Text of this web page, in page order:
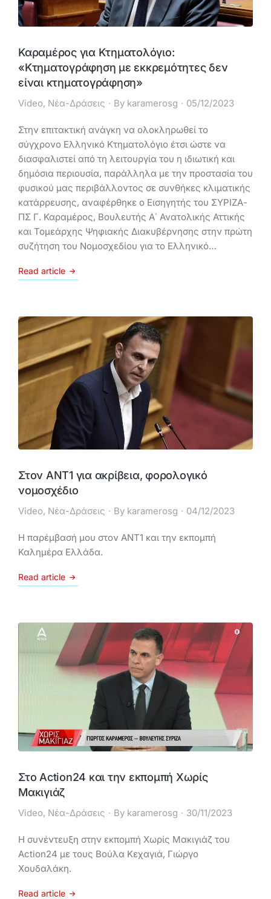
Καραμέρος για Κτηματολόγιο:
«Κτηματογράφηση με εκκρεμότητες δεν
είναι κτηματογράφηση»
Video, Νέα-Δράσεις By karamerosg 05/12/2023
Στην επιτακτική ανάγκη να ολοκληρωθεί το
σύγχρονο Ελληνικό Κτηματολόγιο έτσι ώστε να
διασφαλιστεί από τη λειτουργία του η ιδιωτική και
δημόσια περιουσία, παράλληλα με την προστασία του
φυσικού μας περιβάλλοντος σε συνθήκες κλιματικής
κατάρρευσης, αναφέρθηκε ο Εισηγητής του ΣΥΡΙΖΑ-
ΠΣ Γ. Καραμέρος, Βουλευτής Α΄ Ανατολικής Αττικής
και Τομεάρχης Ψηφιακής Διακυβέρνησης στην πρώτη
συζήτηση του Νομοσχεδίου για το Ελληνικό…
Read article
Στον ΑΝΤ1 για ακρίβεια, φορολογικό
νομοσχέδιο
Video, Νέα-Δράσεις By karamerosg 04/12/2023
Η παρέμβασή μου στον ΑΝΤ1 και την εκπομπή
Καλημέρα Ελλάδα.
Read article
Στο Action24 και την εκπομπή Χωρίς
Μακιγιάζ
Video, Νέα-Δράσεις By karamerosg 30/11/2023
Η συνέντευξη στην εκπομπή Χωρίς Μακιγιάζ του
Αction24 με τους Βούλα Κεχαγιά, Γιώργο
Χουδαλάκη.
Read article